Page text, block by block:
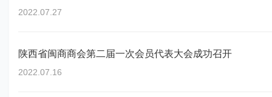
2022.07.27
陕西省闽商商会第二届一次会员代表大会成功召开
2022.07.16